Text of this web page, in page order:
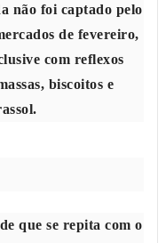
não foi captado pelo
de fevereiro,
com reflexos
biscoitos e
que se repita com o